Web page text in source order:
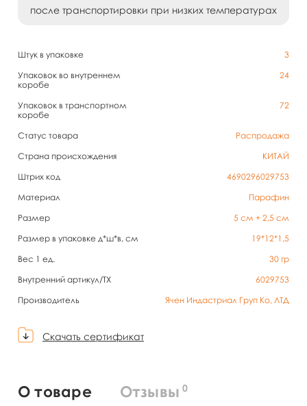
Штук в упаковке
3
Упаковок во внутреннем
коробе
24
Упаковок в транспортном
коробе
72
Статус товара
Распродажа
Страна происхождения
КИТАЙ
Штрих код
4690296029753
Материал
Парафин
Размер
5 см + 2,5 см
Размер в упаковке д*ш*в, см
19*12*1,5
Вес 1 ед.
30 гр
Внутренний артикул/TX
6029753
Производитель
Ячен Индастриал Груп Ко, ЛТД
Скачать сертификат
после транспортировки при низких температурах
О товаре Отзывы 0